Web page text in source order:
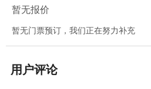
暂无报价
暂无门票预订，我们正在努力补充
用户评论